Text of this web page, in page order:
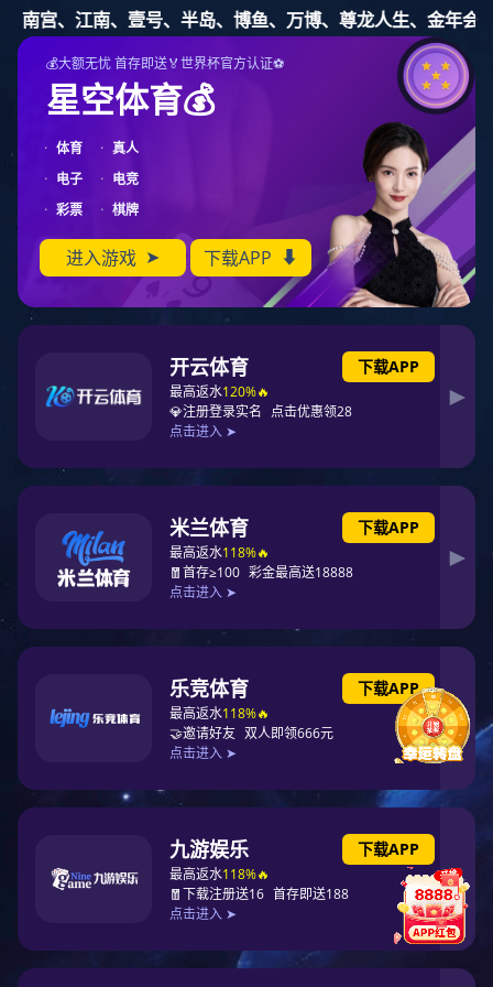
鼎点娱乐
理性认识市场 投资量力而行
返回列表
坚持总体国家安全观 以
新安全格局保障新发展格局